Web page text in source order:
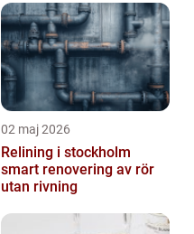
02 maj 2026
Relining i stockholm
smart renovering av rör
utan rivning